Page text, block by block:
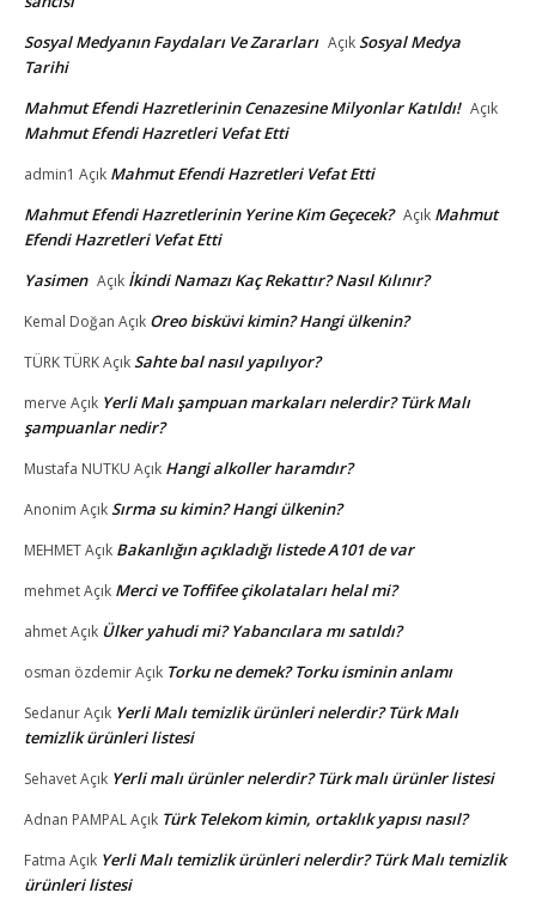
Sosyal Medyanın Faydaları Ve Zararları AçıkSosyal Medya
Tarihi
Mahmut Efendi Hazretlerinin Cenazesine Milyonlar Katıldı! Açık
Mahmut Efendi Hazretleri Vefat Etti
admin1 Açık Mahmut Efendi Hazretleri Vefat Etti
Mahmut Efendi Hazretlerinin Yerine Kim Geçecek? Açık Mahmut
Efendi Hazretleri Vefat Etti
Yasimen Açık İkindi Namazı Kaç Rekattır? Nasıl Kılınır?
Kemal Doğan Açık Oreo bisküvi kimin? Hangi ülkenin?
TÜRK TÜRKAçıkSahte bal nasıl yapılıyor?
merve Açık Yerli Malı şampuan markaları nelerdir? Türk Malı
şampuanlar nedir?
Mustafa NUTKU Açık Hangi alkoller haramdır?
Anonim AçıkSırma su kimin? Hangi ülkenin?
MEHMETAçık Bakanlığın açıkladığı listede A101 de var
mehmetAçık Merci ve Toffifee çikolataları helal mi?
ahmetAçık Ülker yahudi mi? Yabancılara mı satıldı?
osman özdemirAçık Torku ne demek? Torku isminin anlamı
SedanurAçık Yerli Malı temizlik ürünleri nelerdir? Türk Malı
temizlik ürünleri listesi
SehavetAçık Yerli malı ürünler nelerdir? Türk malı ürünler listesi
Adnan PAMPALAçık Türk Telekom kimin, ortaklık yapısı nasıl?
Fatma Açık Yerli Malı temizlik ürünleri nelerdir? Türk Malı temizlik
ürünleri listesi